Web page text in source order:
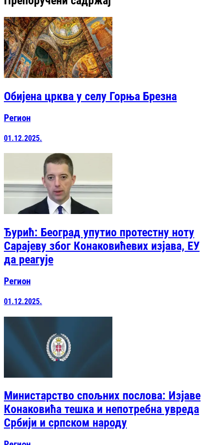
Обијена црква у селу Горња Брезна
Регион
01.12.2025.
Ђурић: Београд упутио протестну ноту
Сарајеву због Конаковићевих изјава, ЕУ
да реагује
Регион
01.12.2025.
Министарство спољних послова: Изјаве
Конаковића тешка и непотребна увреда
Србији и српском народу